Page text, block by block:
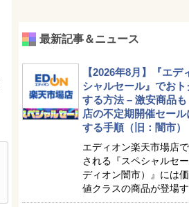
最新記事＆ニュース
【2026年8月】『エデ
シャルセール』でお
する方法 – 激安商品
店の不定期開催セー
する手順（旧：闇市）
エディオン楽天市場店
される『スペシャルセ
ディオン闇市）』には
値クラスの商品が登場す